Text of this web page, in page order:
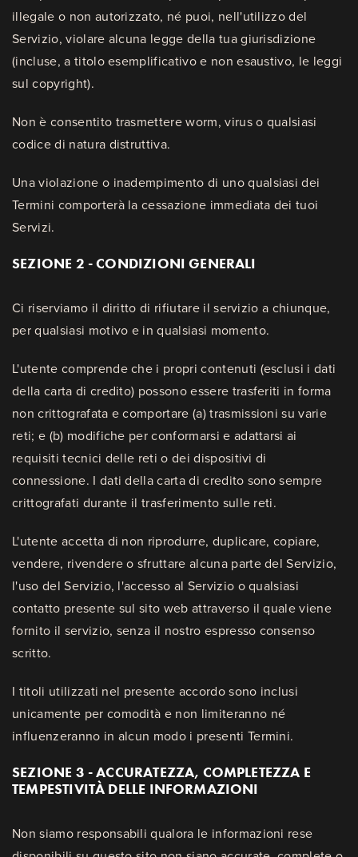
illegale o non autorizzato, né puoi, nell'utilizzo del
Servizio, violare alcuna legge della tua giurisdizione
(incluse, a titolo esemplificativo e non esaustivo, le leggi
sul copyright).
Non è consentito trasmettere worm, virus o qualsiasi
codice di natura distruttiva.
Una violazione o inadempimento di uno qualsiasi dei
Termini comporterà la cessazione immediata dei tuoi
Servizi.
SEZIONE 2 - CONDIZIONI GENERALI
Ci riserviamo il diritto di rifiutare il servizio a chiunque,
per qualsiasi motivo e in qualsiasi momento.
L'utente comprende che i propri contenuti (esclusi i dati
della carta di credito) possono essere trasferiti in forma
non crittografata e comportare (a) trasmissioni su varie
reti; e (b) modifiche per conformarsi e adattarsi ai
requisiti tecnici delle reti o dei dispositivi di
connessione. I dati della carta di credito sono sempre
crittografati durante il trasferimento sulle reti.
L'utente accetta di non riprodurre, duplicare, copiare,
vendere, rivendere o sfruttare alcuna parte del Servizio,
l'uso del Servizio, l'accesso al Servizio o qualsiasi
contatto presente sul sito web attraverso il quale viene
fornito il servizio, senza il nostro espresso consenso
scritto.
I titoli utilizzati nel presente accordo sono inclusi
unicamente per comodità e non limiteranno né
influenzeranno in alcun modo i presenti Termini.
SEZIONE 3 - ACCURATEZZA, COMPLETEZZA E
TEMPESTIVITÀ DELLE INFORMAZIONI
Non siamo responsabili qualora le informazioni rese